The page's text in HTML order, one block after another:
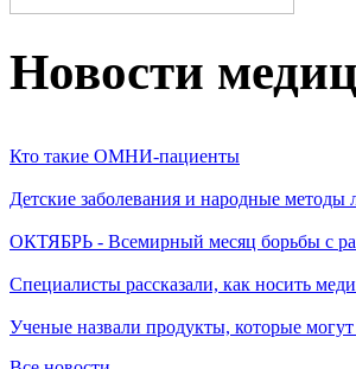
Новости
Кто такие ОМНИ-пациенты
Детские заболевания и народные методы
ОКТЯБРЬ - Всемирный месяц борьбы с
Специалисты рассказали, как носить
Ученые назвали продукты, которые